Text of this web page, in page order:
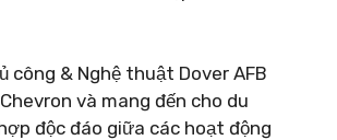
công & Nghệ thuật Dover AFB
và mang đến cho du
độc đáo giữa các hoạt động